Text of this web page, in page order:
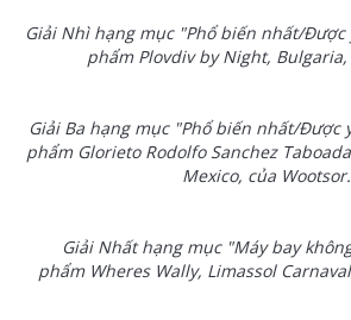
Giải Nhì hạng mục "Phổ biến nhất/
phẩm Plovdiv by Night, Bulgaria,
Giải Ba hạng mục "Phổ biến nhất/Được
phẩm Glorieto Rodolfo Sanchez
Mexico, của Wootsor.
Giải Nhất hạng mục "Máy bay
phẩm Wheres Wally, Limassol